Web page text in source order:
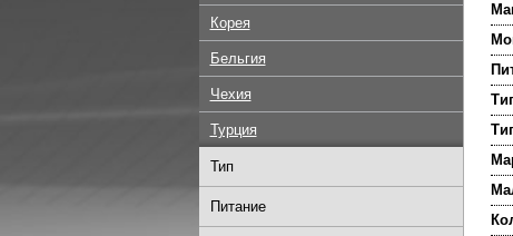
Корея
Бельгия
Чехия
Турция
Тип
Питание